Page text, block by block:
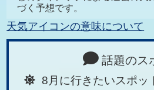
づく予想です。
天気アイコンの意味について
話題のス
8月に行きたいスポッ